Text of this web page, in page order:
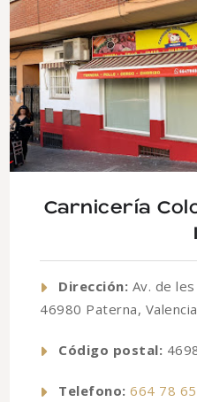
Carnicería
Dirección: Av. de
46980 Paterna, Valencia
Código postal:
Telefono: 664 78